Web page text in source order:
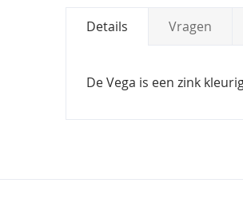
Details Vragen
De Vega is een zink